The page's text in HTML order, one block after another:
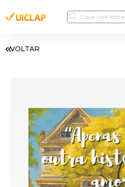
VOLTAR